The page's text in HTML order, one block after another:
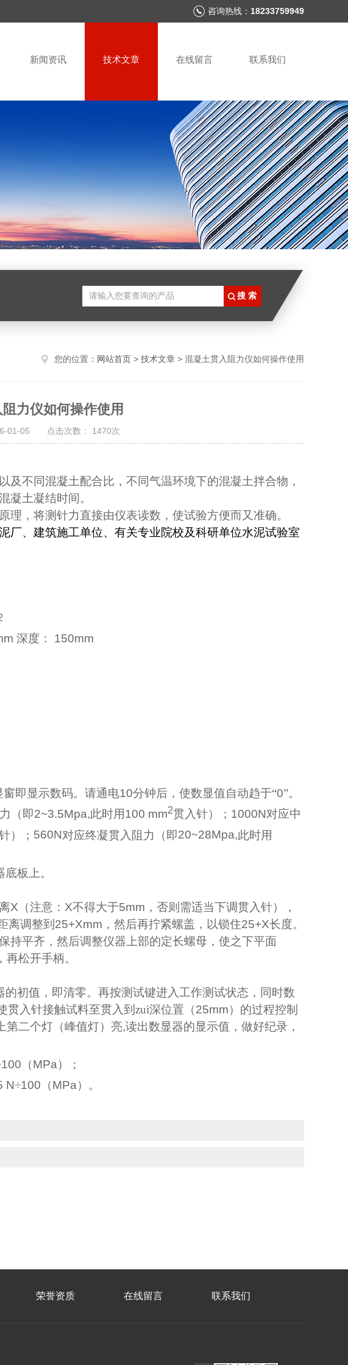
咨询热线： 18233759949
新闻资讯 技术文章 在线留言 联系我们
您的位置： 网站首页 > 技术文章 > 混凝土贯入阻力仪如何操作使用
力仪如何操作使用
01-05 点击次数： 1470次
不同混凝土配合比，不同气温环境下的混凝土拌合物，
凝土凝结时间。
，将测针力直接由仪表读数，使试验方便而又准确。
厂、建筑施工单位、有关专业院校及科研单位水泥试验室
深度：
150mm
窗即显示数码。请通电10分钟后，使数显值自动趋于“0”。
（即2~3.5Mpa,此时用100 mm2贯入针）； 1000N对应中
）； 560N对应终凝贯入阻力（即20~28Mpa,此时用
板上。
X （注意： X不得大于5mm ，否则需适当下调贯入针），
离调整到 25+Xmm ，然后再拧紧螺盖，以锁住25+X长度。
持平齐，然后调整仪器上部的定长螺母，使之下平面
松开手柄。
初值，即清零。再按测试键进入工作测试状态，同时数
贯入针接触试料至贯入到zui深位置（25mm）的过程控制
第二个灯（峰值灯）亮,读出数显器的显示值，做好纪录，
100 （MPa）；
N÷100 （MPa）。
荣誉资质 在线留言 联系我们